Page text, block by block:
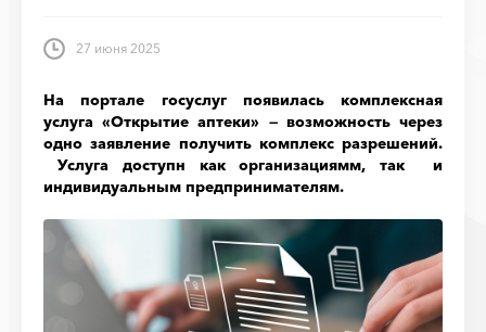
27 июня 2025
На портале госуслуг появилась комплексная
услуга «Открытие аптеки» — возможность через
одно заявление получить комплекс разрешений.
Услуга доступн как организациямм, так и
индивидуальным предпринимателям.